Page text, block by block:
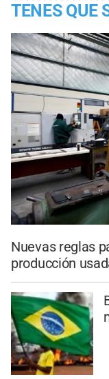
TENES QUE
Nuevas reglas
producción